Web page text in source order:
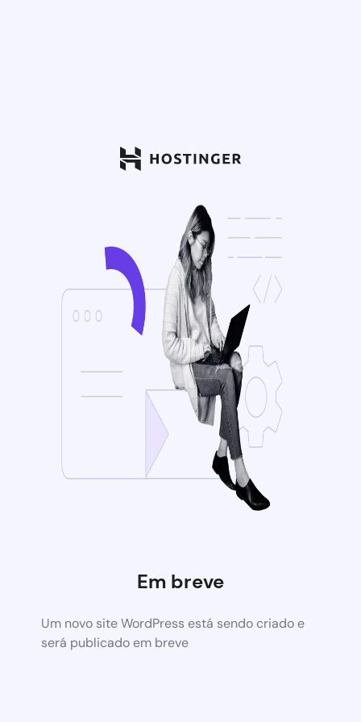
Em breve
Um novo site WordPress está sendo criado e
será publicado em breve